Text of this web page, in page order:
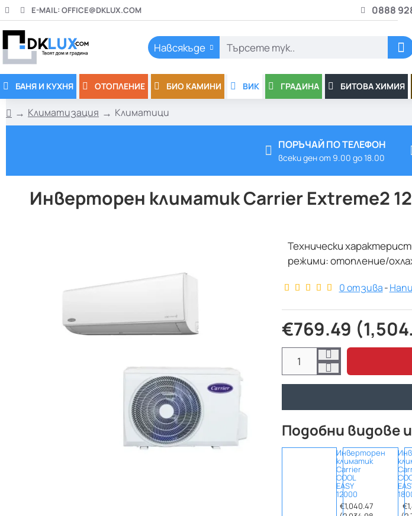
E-MAIL: OFFICE@DKLUX.COM 0888
Навсякъде
Търсете
БАНЯ И КУХНЯ ОТОПЛЕНИЕ БИО КАМИНИ ВИК ГРАДИНА БИТОВА ХИМИЯ
h
Климатизация Климатици
ПОРЪЧАЙ ПО ТЕЛЕФОН
всеки ден от 9.00 до 18.00
Инверторен климатик Carrier Extreme2
Технически
режими: отопление/
0 отзива-
€769.49
Подобни видове
Инверторен
климатик
Carrier
COOL
EASY
12000
€1,040.47